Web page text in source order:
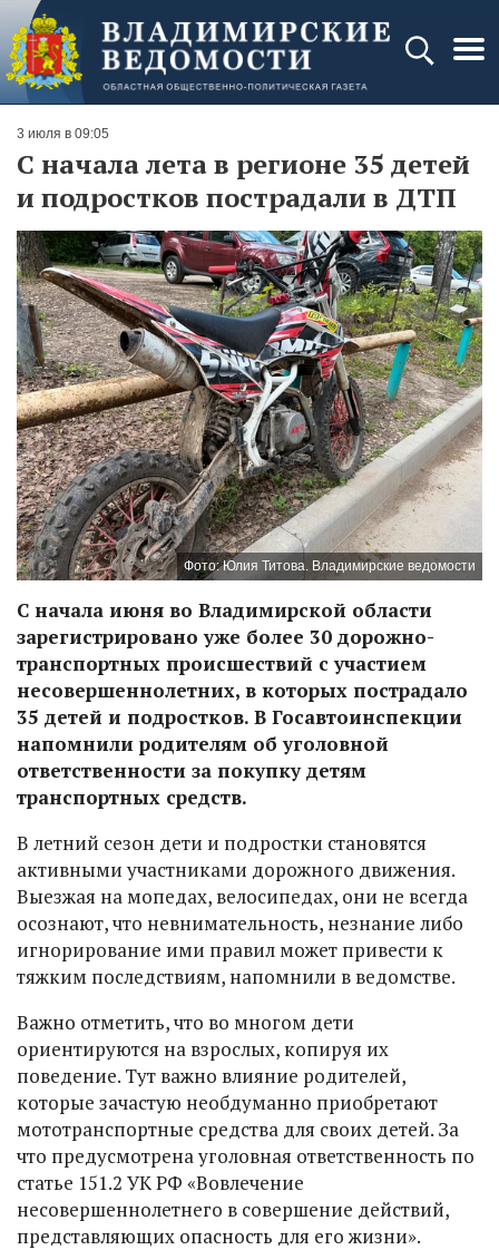
3 июля в 09:05
С начала лета в регионе 35 детей
и подростков пострадали в ДТП
Фото: Юлия Титова. Владимирские ведомости
С начала июня во Владимирской области
зарегистрировано уже более 30 дорожно-
транспортных происшествий с участием
несовершеннолетних, в которых пострадало
35 детей и подростков. В Госавтоинспекции
напомнили родителям об уголовной
ответственности за покупку детям
транспортных средств.
В летний сезон дети и подростки становятся
активными участниками дорожного движения.
Выезжая на мопедах, велосипедах, они не всегда
осознают, что невнимательность, незнание либо
игнорирование ими правил может привести к
тяжким последствиям, напомнили в ведомстве.
Важно отметить, что во многом дети
ориентируются на взрослых, копируя их
поведение. Тут важно влияние родителей,
которые зачастую необдуманно приобретают
мототранспортные средства для своих детей. За
что предусмотрена уголовная ответственность по
статье 151.2 УК РФ «Вовлечение
несовершеннолетнего в совершение действий,
представляющих опасность для его жизни».